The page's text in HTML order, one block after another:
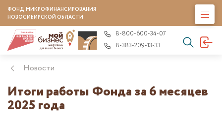
ФОНД МИКРОФИНАНСИРОВАНИЯ
НОВОСИБИРСКОЙ ОБЛАСТИ
8-800-600-34-07
8-383-209-13-33
Новости
Итоги работы Фонда за 6 месяцев
2025 года